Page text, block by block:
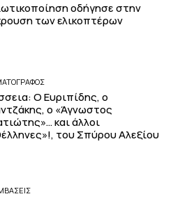
οδήγησε στην
των ελικοπτέρων
Ο Ευριπίδης, ο
ο «Άγνωστος
και άλλοι
του Σπύρου Αλεξίου